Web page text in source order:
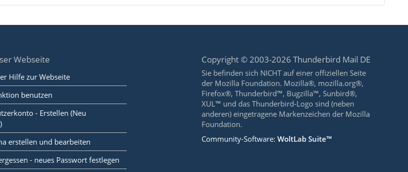
Webseite
Hilfe zur Webseite
benutzen
- Erstellen (Neu
erstellen und bearbeiten
- neues Passwort festlegen
Copyright © 2003-2026 Thunderbird Mail DE
Sie befinden sich NICHT auf einer offiziellen Seite
der Mozilla Foundation. Mozilla®, mozilla.org®,
Firefox®, Thunderbird™, Bugzilla™, Sunbird®,
XUL™ und das Thunderbird-Logo sind (neben
anderen) eingetragene Markenzeichen der Mozilla
Foundation.
Community-Software:WoltLab Suite™